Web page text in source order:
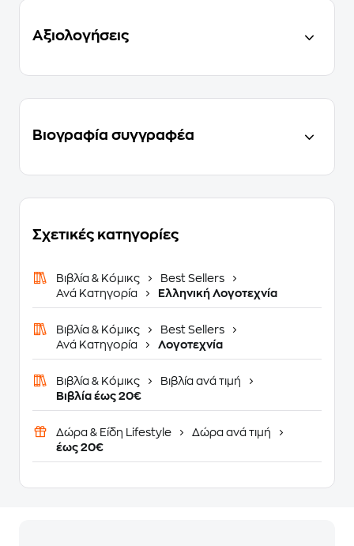
Αξιολογήσεις
Βιογραφία συγγραφέα
Σχετικές κατηγορίες
Βιβλία & Κόμικς
Best Sellers
Ανά Κατηγορία
Ελληνική Λογοτεχνία
Βιβλία & Κόμικς
Best Sellers
Ανά Κατηγορία
Λογοτεχνία
Βιβλία & Κόμικς
Βιβλία ανά τιμή
Βιβλία έως 20€
Δώρα & Είδη Lifestyle
Δώρα ανά τιμή
έως 20€